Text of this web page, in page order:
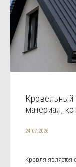
Кровельный
материал,
24.07.2026
Кровля